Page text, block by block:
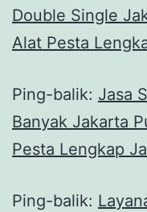
Double Single
Alat Pesta
Ping-balik: Jasa
Banyak Jakarta
Pesta Lengkap
Ping-balik: